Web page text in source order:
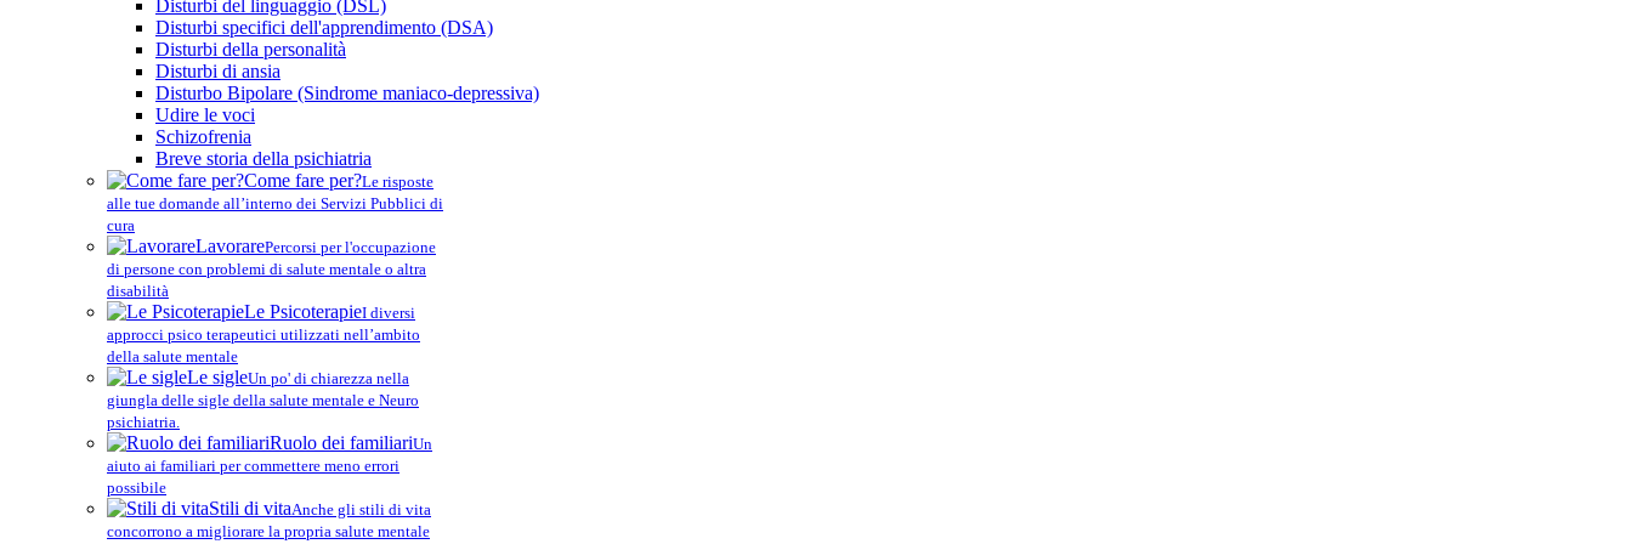
Disturbi del linguaggio (DSL)
Disturbi specifici dell'apprendimento (DSA)
Disturbi della personalità
Disturbi di ansia
Disturbo Bipolare (Sindrome maniaco-depressiva)
Udire le voci
Schizofrenia
Breve storia della psichiatria
Come fare per?Le risposte
alle tue domande all’interno dei Servizi Pubblici di
cura
LavorarePercorsi per l'occupazione
di persone con problemi di salute mentale o altra
disabilità
Le PsicoterapieI diversi
approcci psico terapeutici utilizzati nell’ambito
della salute mentale
Le sigleUn po' di chiarezza nella
giungla delle sigle della salute mentale e Neuro
psichiatria.
Ruolo dei familiariUn
aiuto ai familiari per commettere meno errori
possibile
Stili di vitaAnche gli stili di vita
concorrono a migliorare la propria salute mentale